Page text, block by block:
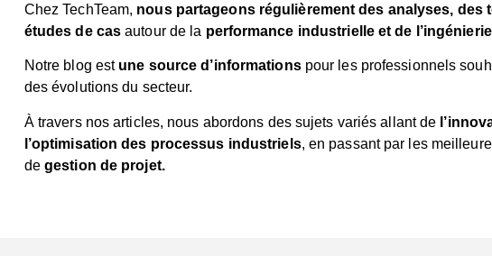
Chez TechTeam, nous partageons régulièrement des analyses, des
études de cas autour de la performance industrielle et de l’ingénierie
Notre blog est une source d’informationspour les professionnels
des évolutions du secteur.
À travers nos articles, nous abordons des sujets variés allant de
l’optimisation des processus industriels, en passant par les
degestion de projet.